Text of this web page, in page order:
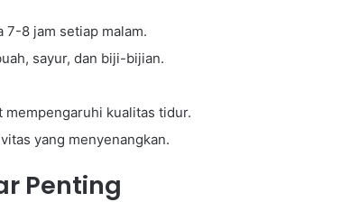
7-8 jam setiap malam.
sayur, dan biji-bijian.
mempengaruhi kualitas tidur.
yang menyenangkan.
Penting